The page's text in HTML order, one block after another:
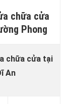
chữa cửa
Phong
chữa cửa tại
An